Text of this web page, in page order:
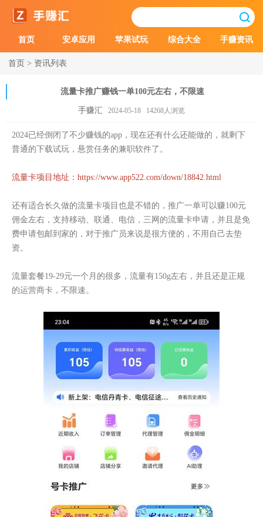
首页 安卓应用 苹果试玩 综合大全 手赚资讯
首页 > 资讯列表
流量卡推广赚钱一单100元左右，不限速
手赚汇 2024-05-18 14268人浏览
2024已经倒闭了不少赚钱的app，现在还有什么还能做的，就剩下
普通的下载试玩，悬赏任务的兼职软件了。
流量卡项目地址： https://www.app522.com/down/18842.html
还有适合长久做的流量卡项目也是不错的，推广一单可以赚100元
佣金左右，支持移动、联通、电信，三网的流量卡申请，并且是免
费申请包邮到家的，对于推广员来说是很方便的，不用自己去垫
资。
流量套餐19-29元一个月的很多，流量有150g左右，并且还是正规
的运营商卡，不限速。